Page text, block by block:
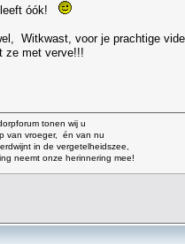
leeft óók!
Witkwast, voor je prachtige
ze met verve!!!
tonen wij u
van vroeger, én van nu
in de vergetelheidszee,
neemt onze herinnering mee!